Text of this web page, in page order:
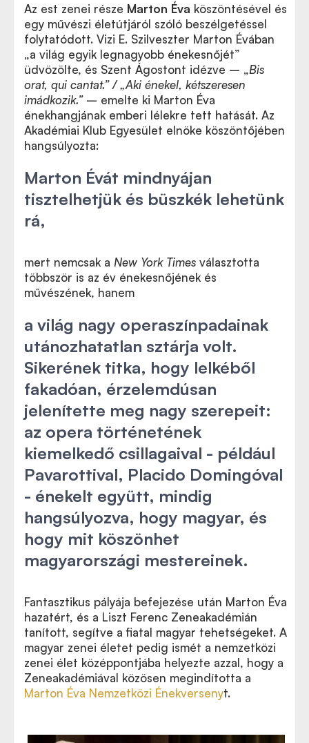
Az est zenei része Marton Éva köszöntésével és
egy művészi életútjáról szóló beszélgetéssel
folytatódott. Vizi E. Szilveszter Marton Évában
„a világ egyik legnagyobb énekesnőjét”
üdvözölte, és Szent Ágostont idézve – „Bis
orat, qui cantat.” / „Aki énekel, kétszeresen
imádkozik.”– emelte ki Marton Éva
énekhangjának emberi lélekre tett hatását. Az
Akadémiai Klub Egyesület elnöke köszöntőjében
hangsúlyozta:
Marton Évát mindnyájan
tisztelhetjük és büszkék lehetünk
rá,
mert nemcsak a New York Times választotta
többször is az év énekesnőjének és
művészének, hanem
a világ nagy operaszínpadainak
utánozhatatlan sztárja volt.
Sikerének titka, hogy lelkéből
fakadóan, érzelemdúsan
jelenítette meg nagy szerepeit:
az opera történetének
kiemelkedő csillagaival - például
Pavarottival, Placido Domingóval
- énekelt együtt, mindig
hangsúlyozva, hogy magyar, és
hogy mit köszönhet
magyarországi mestereinek.
Fantasztikus pályája befejezése után Marton Éva
hazatért, és a Liszt Ferenc Zeneakadémián
tanított, segítve a fiatal magyar tehetségeket. A
magyar zenei életet pedig ismét a nemzetközi
zenei élet középpontjába helyezte azzal, hogy a
Zeneakadémiával közösen megindította a
Marton Éva Nemzetközi Énekversenyt.